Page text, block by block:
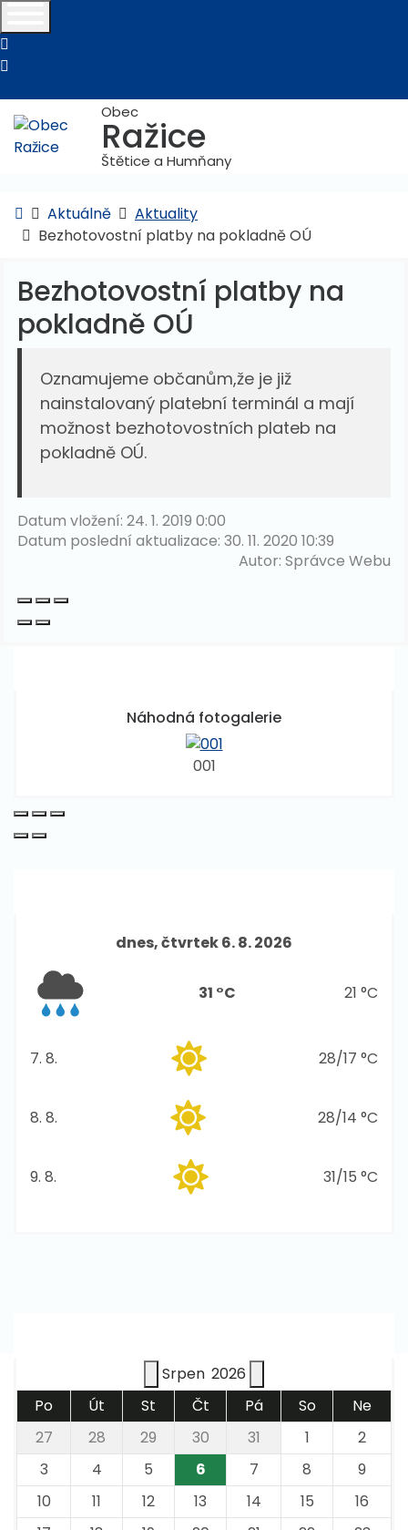
Obec
Ražice
Štětice a Humňany
Úvodní stránka
Aktuálně
Aktuality
Bezhotovostní platby na pokladně OÚ
Bezhotovostní platby na
pokladně OÚ
Oznamujeme občanům,že je již
nainstalovaný platební terminál a mají
možnost bezhotovostních plateb na
pokladně OÚ.
Datum vložení: 24. 1. 2019 0:00
Datum poslední aktualizace: 30. 11. 2020 10:39
Autor: Správce Webu
Náhodná fotogalerie
001
dnes, čtvrtek 6. 8. 2026
31 °C 21 °C
pátek
7. 8. 28/17 °C
sobota
8. 8. 28/14 °C
neděle
9. 8. 31/15 °C
Srpen 2026
Po
Út St Čt Pá So
Ne
27
28 29 30 31 1
2
3
4 5 6 7 8
9
10
11 12 13 14 15
16